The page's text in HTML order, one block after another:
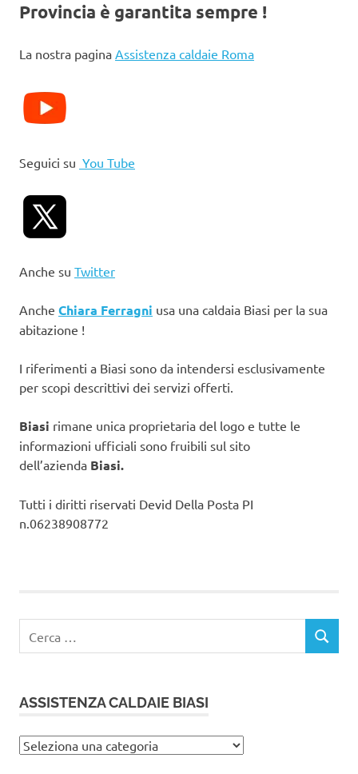
Provincia è garantita sempre !
La nostra pagina Assistenza caldaie Roma
Seguici su You Tube
Anche su Twitter
Anche Chiara Ferragni usa una caldaia Biasi per la sua
abitazione !
I riferimenti a Biasi sono da intendersi esclusivamente
per scopi descrittivi dei servizi offerti.
Biasi rimane unica proprietaria del logo e tutte le
informazioni ufficiali sono fruibili sul sito
dell’azienda Biasi.
Tutti i diritti riservati Devid Della Posta PI
n.06238908772
per:
CERCA
ASSISTENZA CALDAIE BIASI
Assistenza